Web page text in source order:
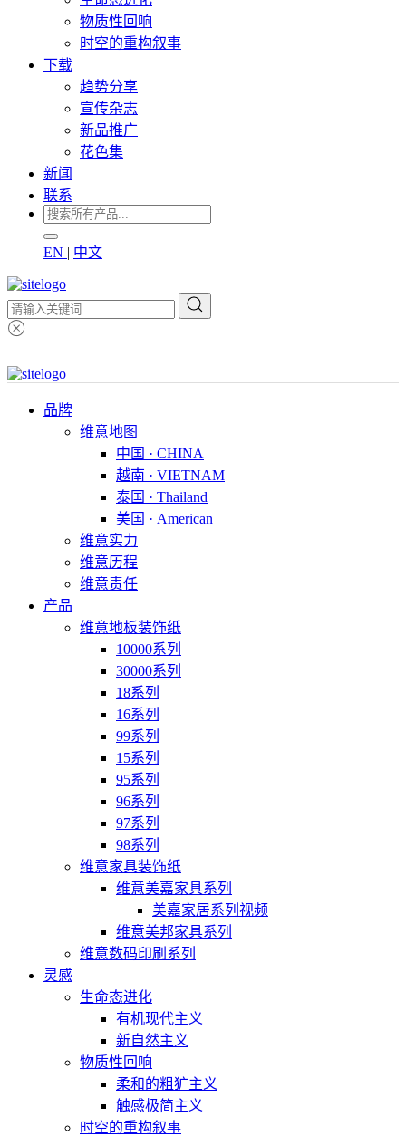
物质性回响
时空的重构叙事
下载
趋势分享
宣传杂志
新品推广
花色集
新闻
联系
EN | 中文
品牌
维意地图
中国 · CHINA
越南 · VIETNAM
泰国 · Thailand
美国 · American
维意实力
维意历程
维意责任
产品
维意地板装饰纸
10000系列
30000系列
18系列
16系列
99系列
15系列
95系列
96系列
97系列
98系列
维意家具装饰纸
维意美嘉家具系列
美嘉家居系列视频
维意美邦家具系列
维意数码印刷系列
灵感
生命态进化
有机现代主义
新自然主义
物质性回响
柔和的粗犷主义
触感极简主义
时空的重构叙事